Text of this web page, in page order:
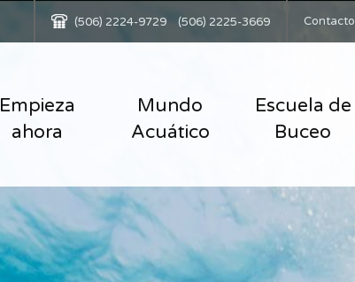
(506) 2224-9729 (506) 2225-3669 Contacto
Empieza
ahora
Mundo
Acuático
Escuela de
Buceo